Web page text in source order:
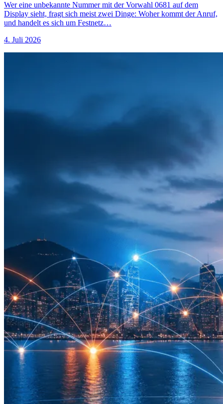
Wer eine unbekannte Nummer mit der Vorwahl 0681 auf dem
Display sieht, fragt sich meist zwei Dinge: Woher kommt der Anruf,
und handelt es sich um Festnetz…
4. Juli 2026